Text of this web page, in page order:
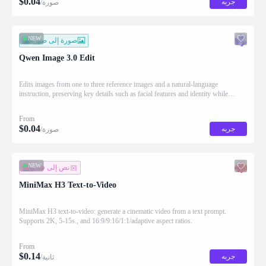
/صورة
NEW
صورة إلى صورة
Qwen Image 3.0 Edit
Edits images from one to three reference images and a natural-language
instruction, preserving key details such as facial features and identity while
From
$0.04 /صورة جربه
NEW
نص إلى فيديو
MiniMax H3 Text-to-Video
MiniMax H3 text-to-video: generate a cinematic video from a text prompt.
Supports 2K, 5-15s., and 16:9/9:16/1:1/adaptive aspect ratios.
From
$0.14 /ثانية جربه